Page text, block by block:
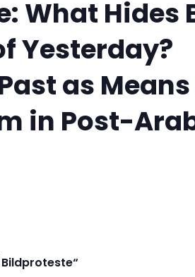
What Hides
Yesterday?
as
in Post-